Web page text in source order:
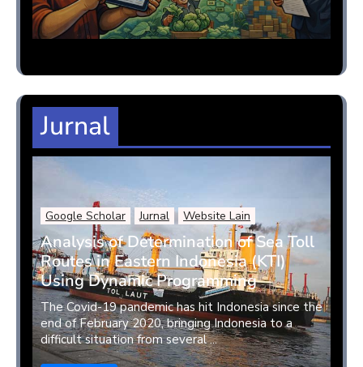
Jurnal
Google Scholar Jurnal Website Lain
Analysis of Determination of Sea Toll
Routes in Eastern Indonesia (KTI)
Using Dynamic Programming
The Covid-19 pandemic has hit Indonesia since the
end of February 2020, bringing Indonesia to a
difficult situation from several ...